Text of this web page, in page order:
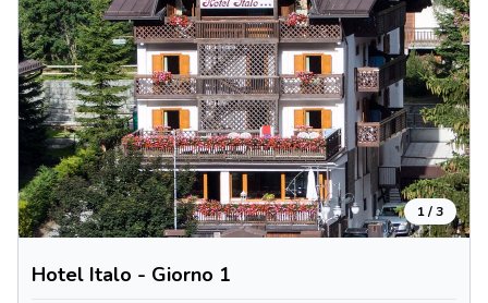
1 / 3
Hotel Italo - Giorno 1